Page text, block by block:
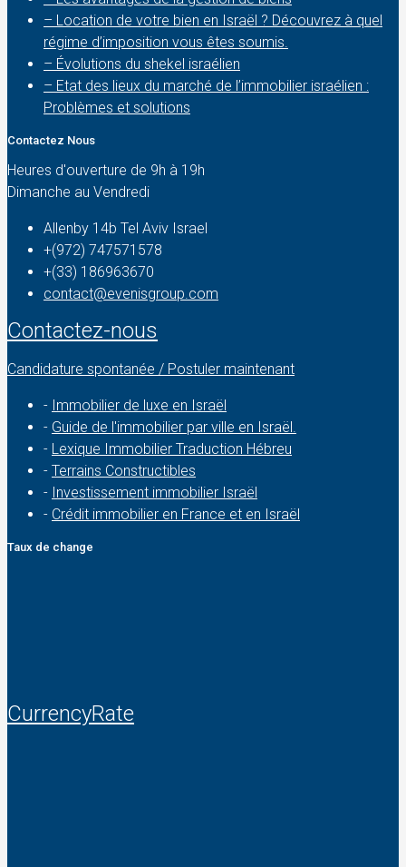
– Location de votre bien en Israël ? Découvrez à quel
régime d’imposition vous êtes soumis.
– Évolutions du shekel israélien
– Etat des lieux du marché de l’immobilier israélien :
Problèmes et solutions
Contactez Nous
Heures d'ouverture de 9h à 19h
Dimanche au Vendredi
Allenby 14b Tel Aviv Israel
+(972) 747571578
+(33) 186963670
contact@evenisgroup.com
Contactez-nous
Candidature spontanée / Postuler maintenant
- Immobilier de luxe en Israël
- Guide de l'immobilier par ville en Israël.
- Lexique Immobilier Traduction Hébreu
- Terrains Constructibles
- Investissement immobilier Israël
- Crédit immobilier en France et en Israël
Taux de change
CurrencyRate